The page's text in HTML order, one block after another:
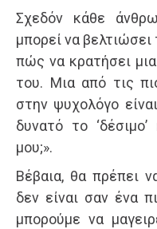
Σχεδόν κάθε
μπορεί να βελτιώσει
πώς να κρατήσει
του. Μια από τις
στην ψυχολόγο
δυνατό το
μου;».
Βέβαια, θα πρέπει
δεν είναι σαν ένα
μπορούμε να